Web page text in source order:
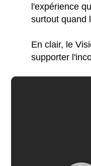
l'expérience
surtout quand
En clair, le
supporter